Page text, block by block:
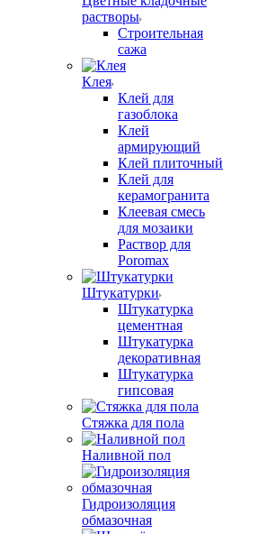
растворы
Строительная
сажа
Клея
Клей для
газоблока
Клей
армирующий
Клей плиточный
Клей для
керамогранита
Клеевая смесь
для мозаики
Раствор для
Poromax
Штукатурки
Штукатурка
цементная
Штукатурка
декоративная
Штукатурка
гипсовая
Стяжка для пола
Наливной пол
Гидроизоляция
обмазочная